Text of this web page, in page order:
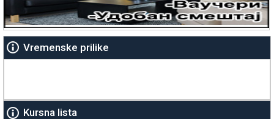
Vremenske prilike
Kursna lista